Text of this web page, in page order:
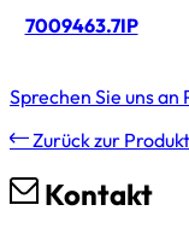
7009463.7IP
Sprechen Sie uns an
Zurück zur
Kontakt